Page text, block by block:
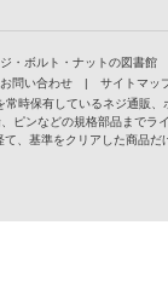
・ボルト・ナットの図書館
お問い合わせ |
サイトマッ
時保有しているネジ通販
ピンなどの規格部品まで
、基準をクリアした商品